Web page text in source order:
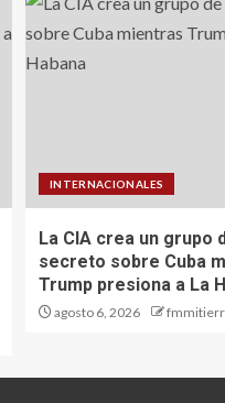
INTERNACIONALES
La CIA crea un grupo
secreto sobre Cuba
Trump presiona a La
agosto 6, 2026